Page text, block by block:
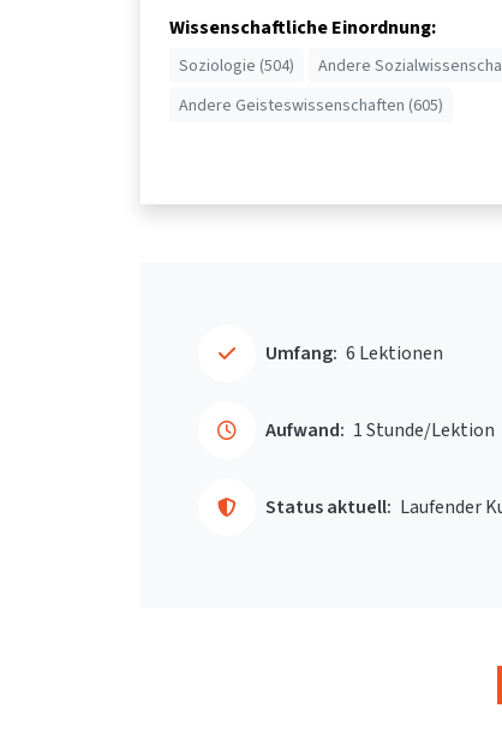
Wissenschaftliche Einordnung:
Soziologie (504)
Andere
Andere Geisteswissenschaften (605)
Umfang: 6 Lektionen
Aufwand: 1 Stunde/Lektion
Status aktuell: Laufender